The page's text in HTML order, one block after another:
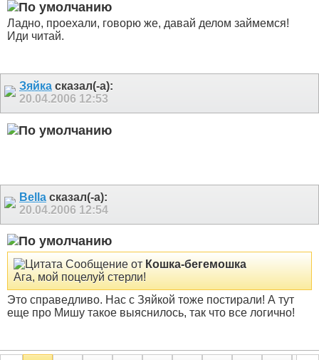
Ладно, проехали, говорю же, давай делом займемся!
Иди читай.
Зяйка сказал(-а):
20.04.2006 12:53
Bella сказал(-а):
20.04.2006 12:54
Сообщение от Кошка-бегемошка
Ага, мой поцелуй стерли!
Это справедливо. Нас с Зяйкой тоже постирали! А тут
еще про Мишу такое выяснилось, так что все логично!